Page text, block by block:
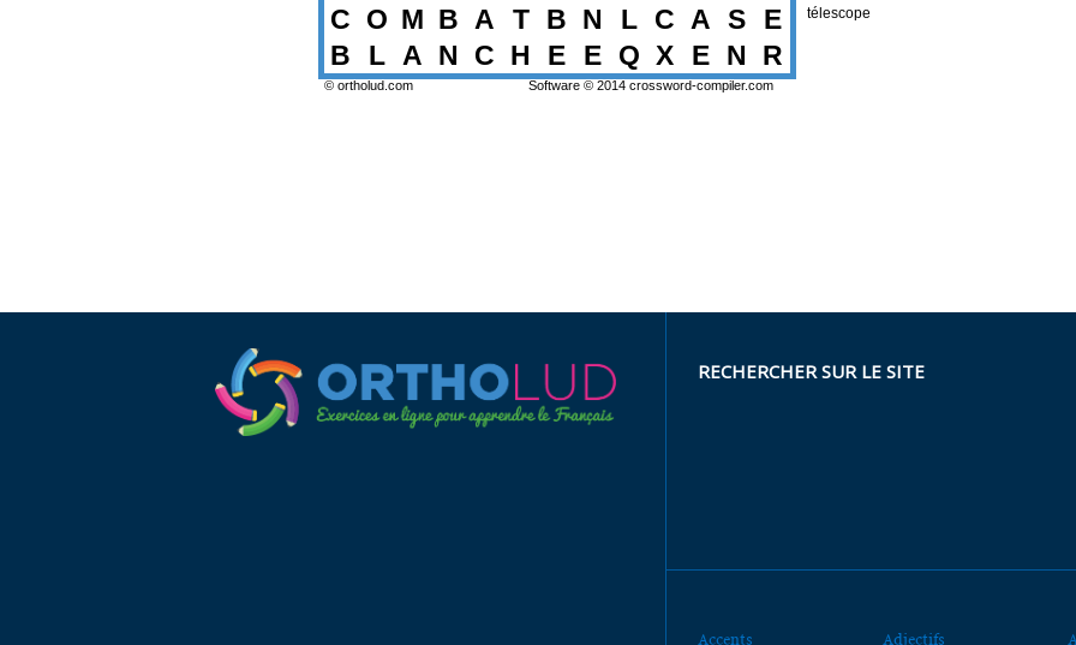
télescope
C
B
O
L
M
A
B
N
A
C
T
H
B
E
N
E
L
Q
C
X
A
E
S
N
E
R
Software © 2014 crossword-compiler.com
© ortholud.com
RECHERCHER SUR LE SITE
Accents Adjectifs